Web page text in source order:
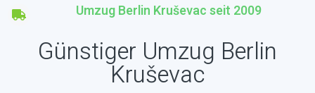
Umzug Berlin Kruševac seit 2009
Günstiger Umzug Berlin
Kruševac